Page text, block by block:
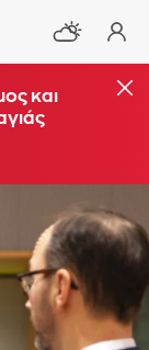
και